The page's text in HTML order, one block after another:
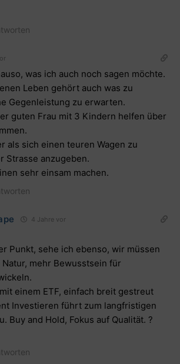
was ich auch noch sagen möchte.
Leben gehört auch was zu
Gegenleistung zu erwarten.
guten Frau mit 3 Kindern helfen über
als sich einen teuren Wagen zu
Strasse anzugeben.
sehr einsam machen.
4 Jahre vor
Punkt, sehe ich ebenso, wir müssen
mehr Bewusstsein für
einem ETF, einfach breit gestreut
Investieren führt zum langfristigen
Buy and Hold, Fokus auf Qualität. ?